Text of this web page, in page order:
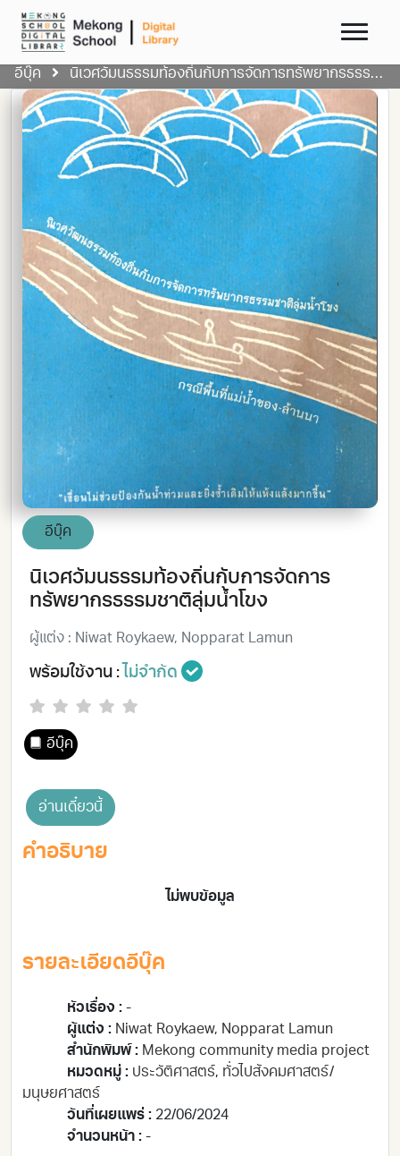
อีบุ๊ค นิเวศวัมนธรรมท้องถิ่นกับการจัดการทรัพยากรธรรมชาติลุ่มน้ำโขง
อีบุ๊ค
นิเวศวัมนธรรมท้องถิ่นกับการจัดการ
ทรัพยากรธรรมชาติลุ่มน้ำโขง
ผู้แต่ง : Niwat Roykaew, Nopparat Lamun
พร้อมใช้งาน : ไม่จำกัด
อีบุ๊ค
อ่านเดี๋ยวนี้
คำอธิบาย
ไม่พบข้อมูล
รายละเอียดอีบุ๊ค
หัวเรื่อง : -
ผู้แต่ง : Niwat Roykaew, Nopparat Lamun
สำนักพิมพ์ : Mekong community media project
หมวดหมู่ : ประวัติศาสตร์, ทั่วไปสังคมศาสตร์/
มนุษยศาสตร์
วันที่เผยแพร่ : 22/06/2024
จำนวนหน้า : -